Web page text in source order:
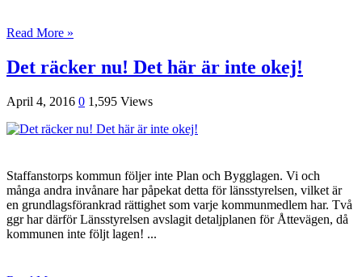
Read More »
Det räcker nu! Det här är inte okej!
April 4, 2016 0 1,595 Views
Staffanstorps kommun följer inte Plan och Bygglagen. Vi och
många andra invånare har påpekat detta för länsstyrelsen, vilket är
en grundlagsförankrad rättighet som varje kommunmedlem har. Två
ggr har därför Länsstyrelsen avslagit detaljplanen för Åttevägen, då
kommunen inte följt lagen! ...